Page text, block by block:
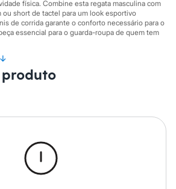
física. Combine esta regata masculina com
ou short de tactel para um look esportivo
de corrida garante o conforto necessário para o
essencial para o guarda-roupa de quem tem
❤
↓